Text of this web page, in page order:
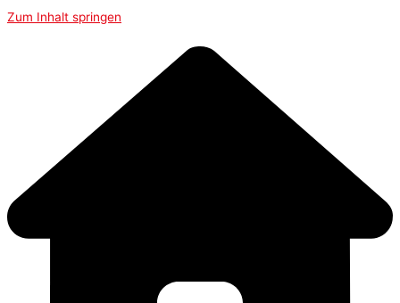
Zum Inhalt springen